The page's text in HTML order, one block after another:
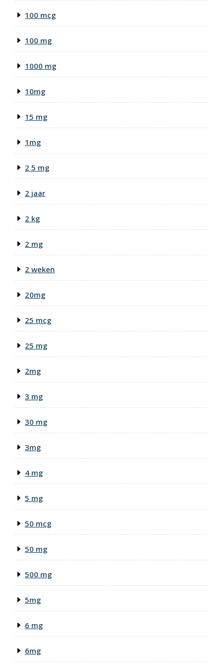
100 mcg
100 mg
1000 mg
10mg
15 mg
1mg
2 5 mg
2 jaar
2 kg
2 mg
2 weken
20mg
25 mcg
25 mg
2mg
3 mg
30 mg
3mg
4 mg
5 mg
50 mcg
50 mg
500 mg
5mg
6 mg
6mg